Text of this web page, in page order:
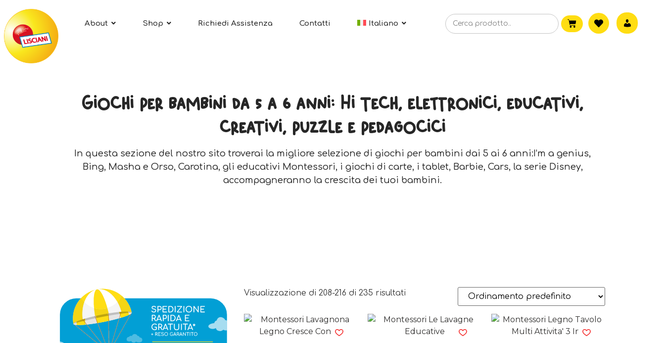
About Shop Richiedi Assistenza Contatti Italiano
Giochi per bambini da 5 a 6 anni: Hi tech, elettronici, educativi,
creativi, puzzle e pedagocici
In questa sezione del nostro sito troverai la migliore selezione di giochi per bambini dai 5 ai 6 anni:I’m a genius,
Bing, Masha e Orso, Carotina, gli educativi Montessori, i giochi di carte, i tablet, Barbie, Cars, la serie Disney,
accompagneranno la crescita dei tuoi bambini.
Visualizzazione di 208-216 di 235 risultati